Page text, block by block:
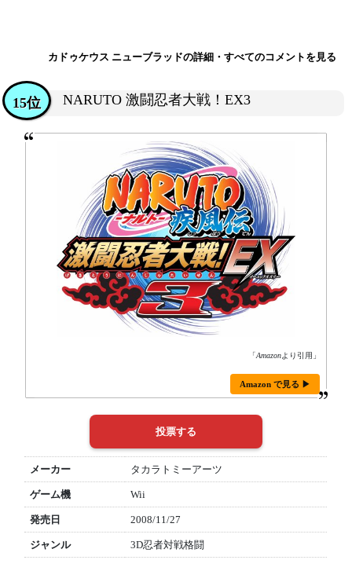
カドゥケウス ニューブラッドの詳細・すべてのコメントを見る
NARUTO 激闘忍者大戦！EX3
15位
「Amazonより引用」
Amazon で見る ▶
メーカー タカラトミーアーツ
ゲーム機 Wii
発売日 2008/11/27
ジャンル 3D忍者対戦格闘